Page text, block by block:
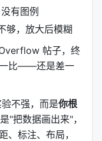
有图例
够，放大后模糊
帖子，终
一比——还是差一
不强，而是你根
"把数据画出来"，
标注、布局，